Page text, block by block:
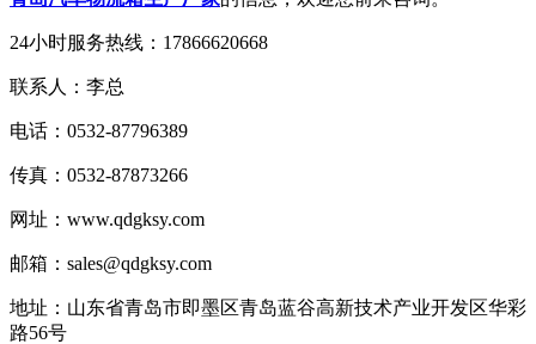
24小时服务热线：17866620668
联系人：李总
电话：0532-87796389
传真：0532-87873266
网址：www.qdgksy.com
邮箱：sales@qdgksy.com
地址：山东省青岛市即墨区青岛蓝谷高新技术产业开发区华彩
路56号